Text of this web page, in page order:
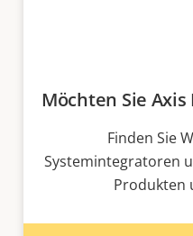
Möchten Sie
Finden Sie
Systemintegratoren
Produkten